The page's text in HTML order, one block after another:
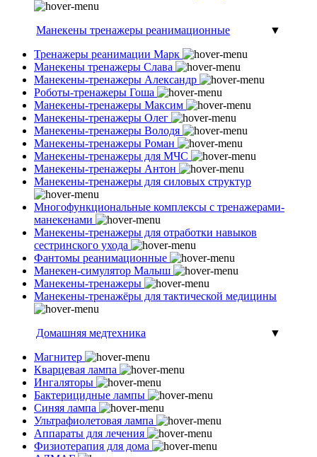
Манекены тренажеры реанимационные
▼
Тренажеры реанимации Марк
Манекены тренажеры Слава
Манекены-тренажеры Александр
Роботы-тренажеры Гоша
Манекены-тренажеры Максим
Манекены-тренажеры Олег
Манекены-тренажеры Володя
Манекены-тренажеры Роман
Манекены-тренажеры для МЧС
Манекены-тренажеры Антон
Манекены-тренажеры для силовых структур
Многофункциональные комплексы с тренажерами-
манекенами
Манекены-тренажеры для отработки навыков
сестринского ухода
Фантомы реанимационные
Манекен-симулятор Малыш
Манекены-тренажеры
Манекены-тренажёры для тактической медицины
Домашняя медтехника
▼
Магнитер
Кварцевая лампа
Ингаляторы
Бактерицидные лампы
Синяя лампа
Ультрафиолетовая лампа
Аппараты для лечения
Физиотерапия для дома